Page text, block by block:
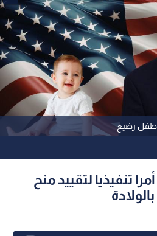
وطفل رضيع
تنفيذيا لتقييد منح